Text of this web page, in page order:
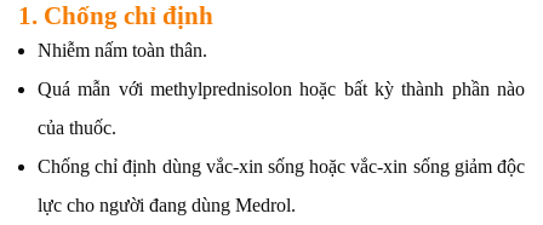
1. Chống chỉ định
Nhiễm nấm toàn thân.
Quá mẫn với methylprednisolon hoặc bất kỳ thành phần nào
của thuốc.
Chống chỉ định dùng vắc-xin sống hoặc vắc-xin sống giảm độc
lực cho người đang dùng Medrol.